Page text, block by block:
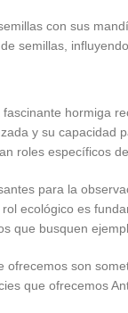
con sus
semillas,
hormiga
y su capacidad
roles específicos
para la
ecológico es
que busquen
ofrecemos son
que ofrecemos